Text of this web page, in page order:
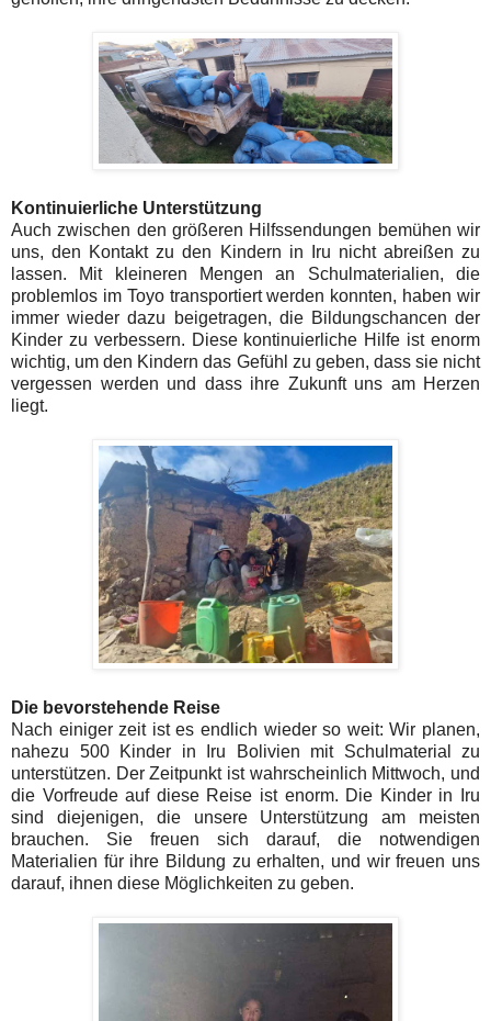
Kontinuierliche Unterstützung
Auch zwischen den größeren Hilfssendungen bemühen wir
uns, den Kontakt zu den Kindern in Iru nicht abreißen zu
lassen. Mit kleineren Mengen an Schulmaterialien, die
problemlos im Toyo transportiert werden konnten, haben wir
immer wieder dazu beigetragen, die Bildungschancen der
Kinder zu verbessern. Diese kontinuierliche Hilfe ist enorm
wichtig, um den Kindern das Gefühl zu geben, dass sie nicht
vergessen werden und dass ihre Zukunft uns am Herzen
liegt.
Die bevorstehende Reise
Nach einiger zeit ist es endlich wieder so weit: Wir planen,
nahezu 500 Kinder in Iru Bolivien mit Schulmaterial zu
unterstützen. Der Zeitpunkt ist wahrscheinlich Mittwoch, und
die Vorfreude auf diese Reise ist enorm. Die Kinder in Iru
sind diejenigen, die unsere Unterstützung am meisten
brauchen. Sie freuen sich darauf, die notwendigen
Materialien für ihre Bildung zu erhalten, und wir freuen uns
darauf, ihnen diese Möglichkeiten zu geben.